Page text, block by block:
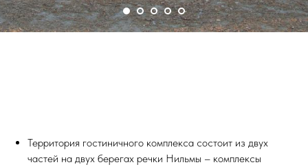
Территория гостиничного комплекса состоит из двух
частей на двух берегах речки Нильмы – комплексы